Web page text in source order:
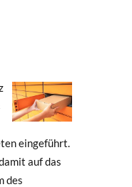
eingeführt.
auf das
des